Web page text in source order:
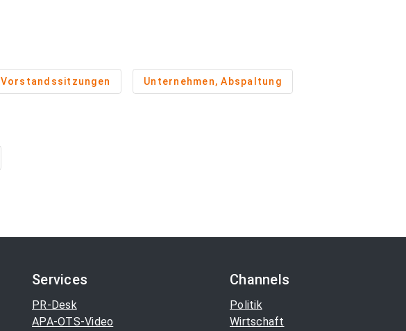
Vorstandssitzungen Unternehmen, Abspaltung
Services
PR-Desk
APA-OTS-Video
Channels
Politik
Wirtschaft